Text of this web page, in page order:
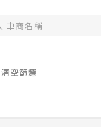
清空篩選